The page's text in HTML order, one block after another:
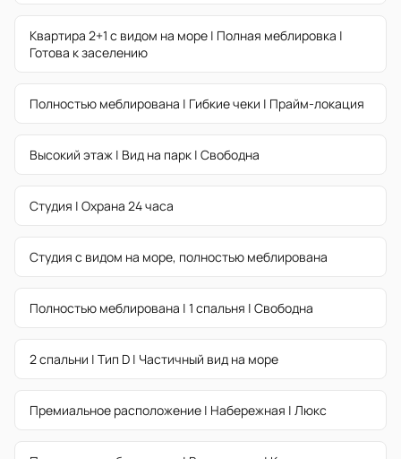
Квартира 2+1 с видом на море | Полная меблировка |
Готова к заселению
Полностью меблирована | Гибкие чеки | Прайм-локация
Высокий этаж | Вид на парк | Свободна
Студия | Охрана 24 часа
Студия с видом на море, полностью меблирована
Полностью меблирована | 1 спальня | Свободна
2 спальни | Тип D | Частичный вид на море
Премиальное расположение | Набережная | Люкс